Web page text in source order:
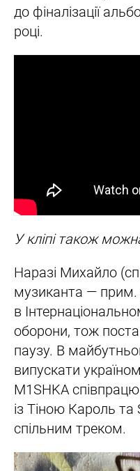
до фіналізації
році.
У кліпі також
Наразі Михайло
музиканта —
в
оборони, тож
паузу. В
випускати
M1SHKA
із Тіною Кароль та
спільним треком.